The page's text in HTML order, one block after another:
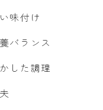
味付け
バランス
した調理